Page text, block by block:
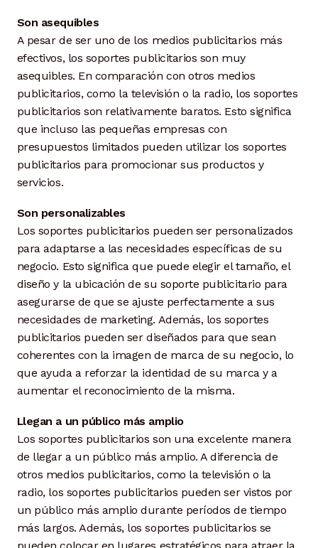
Son asequibles
A pesar de ser uno de los medios publicitarios más
efectivos, los soportes publicitarios son muy
asequibles. En comparación con otros medios
publicitarios, como la televisión o la radio, los soportes
publicitarios son relativamente baratos. Esto significa
que incluso las pequeñas empresas con
presupuestos limitados pueden utilizar los soportes
publicitarios para promocionar sus productos y
servicios.
Son personalizables
Los soportes publicitarios pueden ser personalizados
para adaptarse a las necesidades específicas de su
negocio. Esto significa que puede elegir el tamaño, el
diseño y la ubicación de su soporte publicitario para
asegurarse de que se ajuste perfectamente a sus
necesidades de marketing. Además, los soportes
publicitarios pueden ser diseñados para que sean
coherentes con la imagen de marca de su negocio, lo
que ayuda a reforzar la identidad de su marca y a
aumentar el reconocimiento de la misma.
Llegan a un público más amplio
Los soportes publicitarios son una excelente manera
de llegar a un público más amplio. A diferencia de
otros medios publicitarios, como la televisión o la
radio, los soportes publicitarios pueden ser vistos por
un público más amplio durante períodos de tiempo
más largos. Además, los soportes publicitarios se